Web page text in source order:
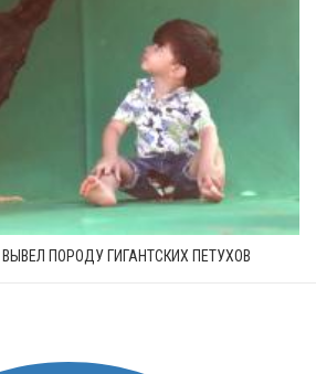
ПОРОДУ ГИГАНТСКИХ ПЕТУХОВ